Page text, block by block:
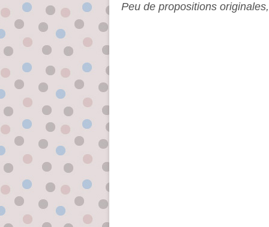
Peu de propositions